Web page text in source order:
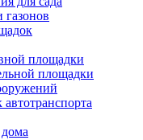
площадки
площадки